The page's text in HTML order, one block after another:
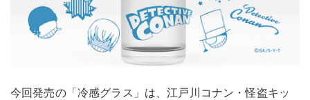
今回発売の「冷感グラス」は、江戸川コナン・怪盗キッ